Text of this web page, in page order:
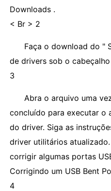
Downloads .
< Br > 2
Faça o download do "
de drivers sob o
3
Abra o arquivo uma
concluído para executar o
do driver. Siga as
driver utilitários
corrigir algumas portas
Corrigindo um USB Bent
4